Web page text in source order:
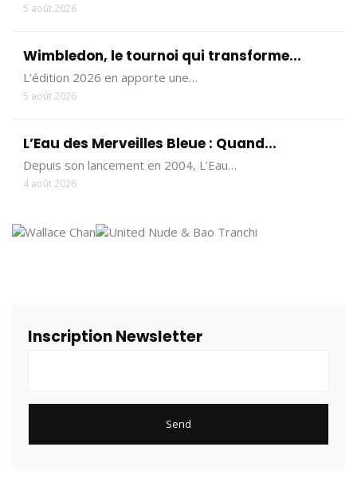
5 août 2026
Wimbledon, le tournoi qui transforme...
L’édition 2026 en apporte une…
5 août 2026
L’Eau des Merveilles Bleue : Quand...
Depuis son lancement en 2004, L’Eau…
4 août 2026
Inscription Newsletter